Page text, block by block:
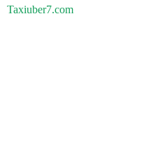
Taxiuber7.com